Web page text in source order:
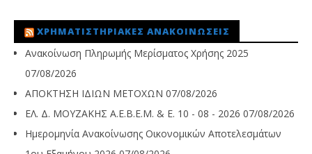
ΧΡΗΜΑΤΙΣΤΗΡΙΑΚΈΣ ΑΝΑΚΟΙΝΏΣΕΙΣ
Ανακοίνωση Πληρωμής Μερίσματος Χρήσης 2025
07/08/2026
ΑΠΟΚΤΗΣΗ ΙΔΙΩΝ ΜΕΤΟΧΩΝ 07/08/2026
ΕΛ. Δ. ΜΟΥΖΑΚΗΣ Α.Ε.Β.Ε.Μ. & Ε. 10 - 08 - 2026 07/08/2026
Ημερομηνία Ανακοίνωσης Οικονομικών Αποτελεσμάτων